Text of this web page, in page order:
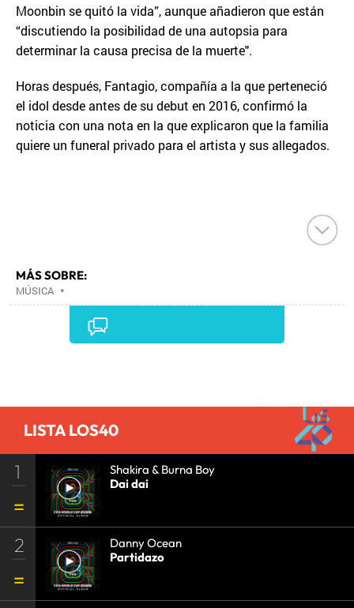
Moonbin se quitó la vida”, aunque añadieron que están
“discutiendo la posibilidad de una autopsia para
determinar la causa precisa de la muerte".
Horas después, Fantagio, compañía a la que perteneció
el idol desde antes de su debut en 2016, confirmó la
noticia con una nota en la que explicaron que la familia
quiere un funeral privado para el artista y sus allegados.
MÁS SOBRE:
MÚSICA •
LISTA LOS40
1
Shakira & Burna Boy
Dai dai
2
Danny Ocean
Partidazo